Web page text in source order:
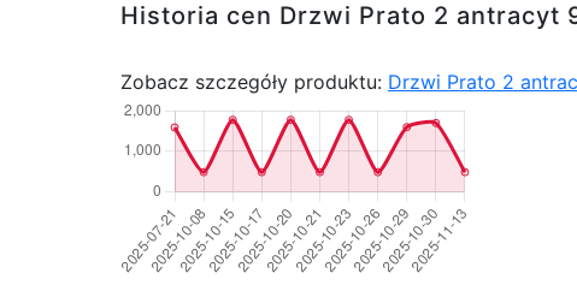
Historia cen Drzwi Prato 2 antracyt
Zobacz szczegóły produktu: Drzwi Prato 2